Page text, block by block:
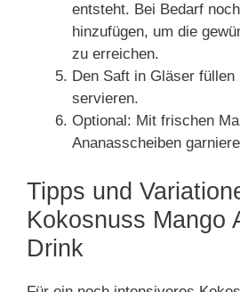
entsteht. Bei Bedarf
hinzufügen, um die
zu erreichen.
Den Saft in Gläser
servieren.
Optional: Mit frischen
Ananasscheiben
Tipps und
Kokosnuss Mango
Drink